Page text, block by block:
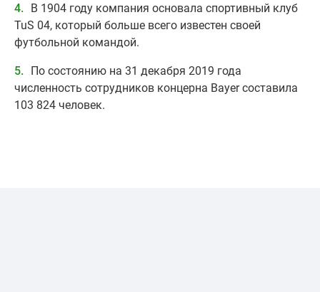
В 1904 году компания основала спортивный клуб
TuS 04, который больше всего известен своей
футбольной командой.
По состоянию на 31 декабря 2019 года
численность сотрудников концерна Bayer составила
103 824 человек.